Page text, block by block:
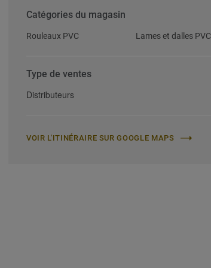
Catégories du magasin
Rouleaux PVC Lames et dalles PVC
Type de ventes
Distributeurs
VOIR L'ITINÉRAIRE SUR GOOGLE MAPS